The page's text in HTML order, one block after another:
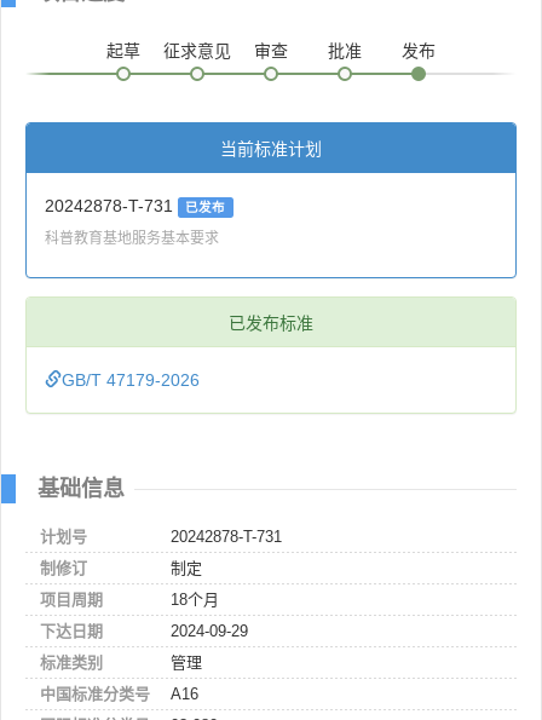
起草 征求意见 审查 批准 发布
当前标准计划
20242878-T-731 已发布
科普教育基地服务基本要求
已发布标准
GB/T 47179-2026
基础信息
计划号
20242878-T-731
制修订
制定
项目周期
18个月
下达日期
2024-09-29
标准类别
管理
中国标准分类号
A16